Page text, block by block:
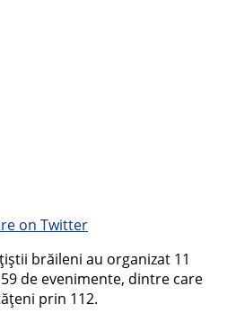
on Twitter
brăileni au organizat 11
de evenimente, dintre care
prin 112.